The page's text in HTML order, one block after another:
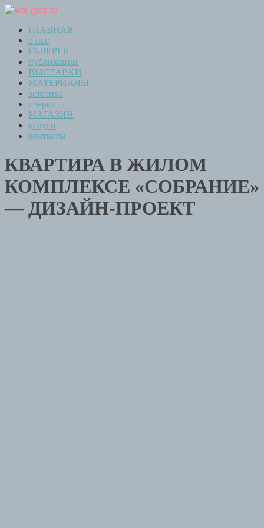
ГЛАВНАЯ
о нас
ГАЛЕРЕЯ
публикации
ВЫСТАВКИ
МАТЕРИАЛЫ
эстетика
очерки
МАГАЗИН
услуги
контакты
КВАРТИРА В ЖИЛОМ
КОМПЛЕКСЕ «СОБРАНИЕ»
— ДИЗАЙН-ПРОЕКТ